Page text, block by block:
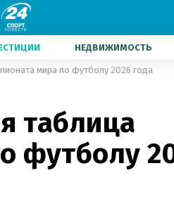
НЕДВИЖИМОСТЬ
мира по футболу 2026 года
таблица
футболу